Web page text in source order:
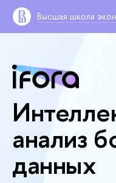
Высшая школа
анализ
данных